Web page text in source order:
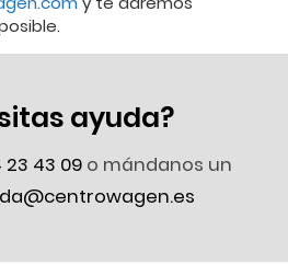
ayuda?
23 43 09o mándanos un